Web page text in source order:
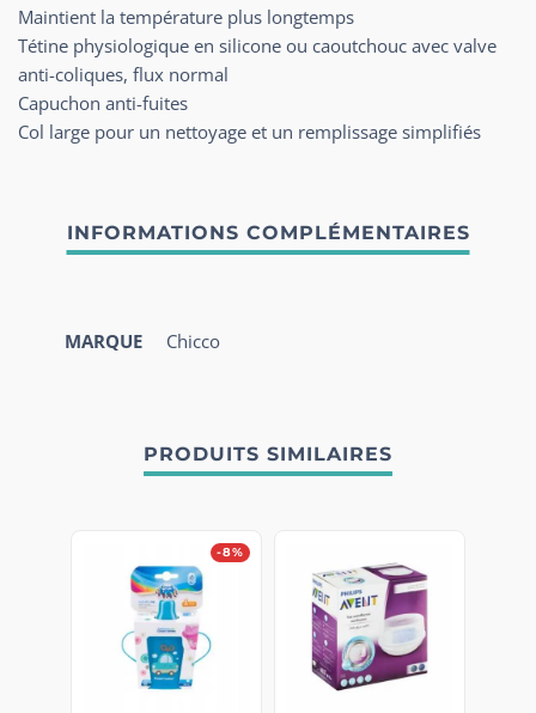
Maintient la température plus longtemps
Tétine physiologique en silicone ou caoutchouc avec valve
anti-coliques, flux normal
Capuchon anti-fuites
Col large pour un nettoyage et un remplissage simplifiés
MARQUE Chicco
PRODUITS SIMILAIRES
-8%